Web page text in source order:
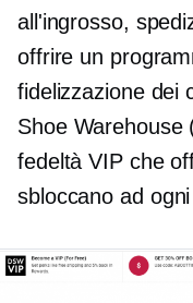
all'ingrosso,
offrire un
fidelizzazione dei
Shoe Warehouse
fedeltà VIP che
sbloccano ad